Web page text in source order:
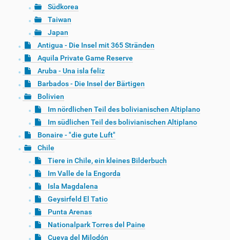
Südkorea
Taiwan
Japan
Antigua - Die Insel mit 365 Stränden
Aquila Private Game Reserve
Aruba - Una isla feliz
Barbados - Die Insel der Bärtigen
Bolivien
Im nördlichen Teil des bolivianischen Altiplano
Im südlichen Teil des bolivianischen Altiplano
Bonaire - "die gute Luft"
Chile
Tiere in Chile, ein kleines Bilderbuch
Im Valle de la Engorda
Isla Magdalena
Geysirfeld El Tatio
Punta Arenas
Nationalpark Torres del Paine
Cueva del Milodón